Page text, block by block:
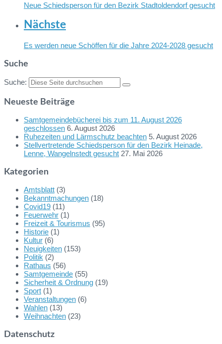
Neue Schiedsperson für den Bezirk Stadtoldendorf gesucht
Nächste
Es werden neue Schöffen für die Jahre 2024-2028 gesucht
Suche
Suche:
Neueste Beiträge
Samtgemeindebücherei bis zum 11. August 2026
geschlossen 6. August 2026
Ruhezeiten und Lärmschutz beachten 5. August 2026
Stellvertretende Schiedsperson für den Bezirk Heinade,
Lenne, Wangelnstedt gesucht 27. Mai 2026
Kategorien
Amtsblatt (3)
Bekanntmachungen (18)
Covid19 (11)
Feuerwehr (1)
Freizeit & Tourismus (95)
Historie (1)
Kultur (6)
Neuigkeiten (153)
Politik (2)
Rathaus (56)
Samtgemeinde (55)
Sicherheit & Ordnung (19)
Sport (1)
Veranstaltungen (6)
Wahlen (13)
Weihnachten (23)
Datenschutz